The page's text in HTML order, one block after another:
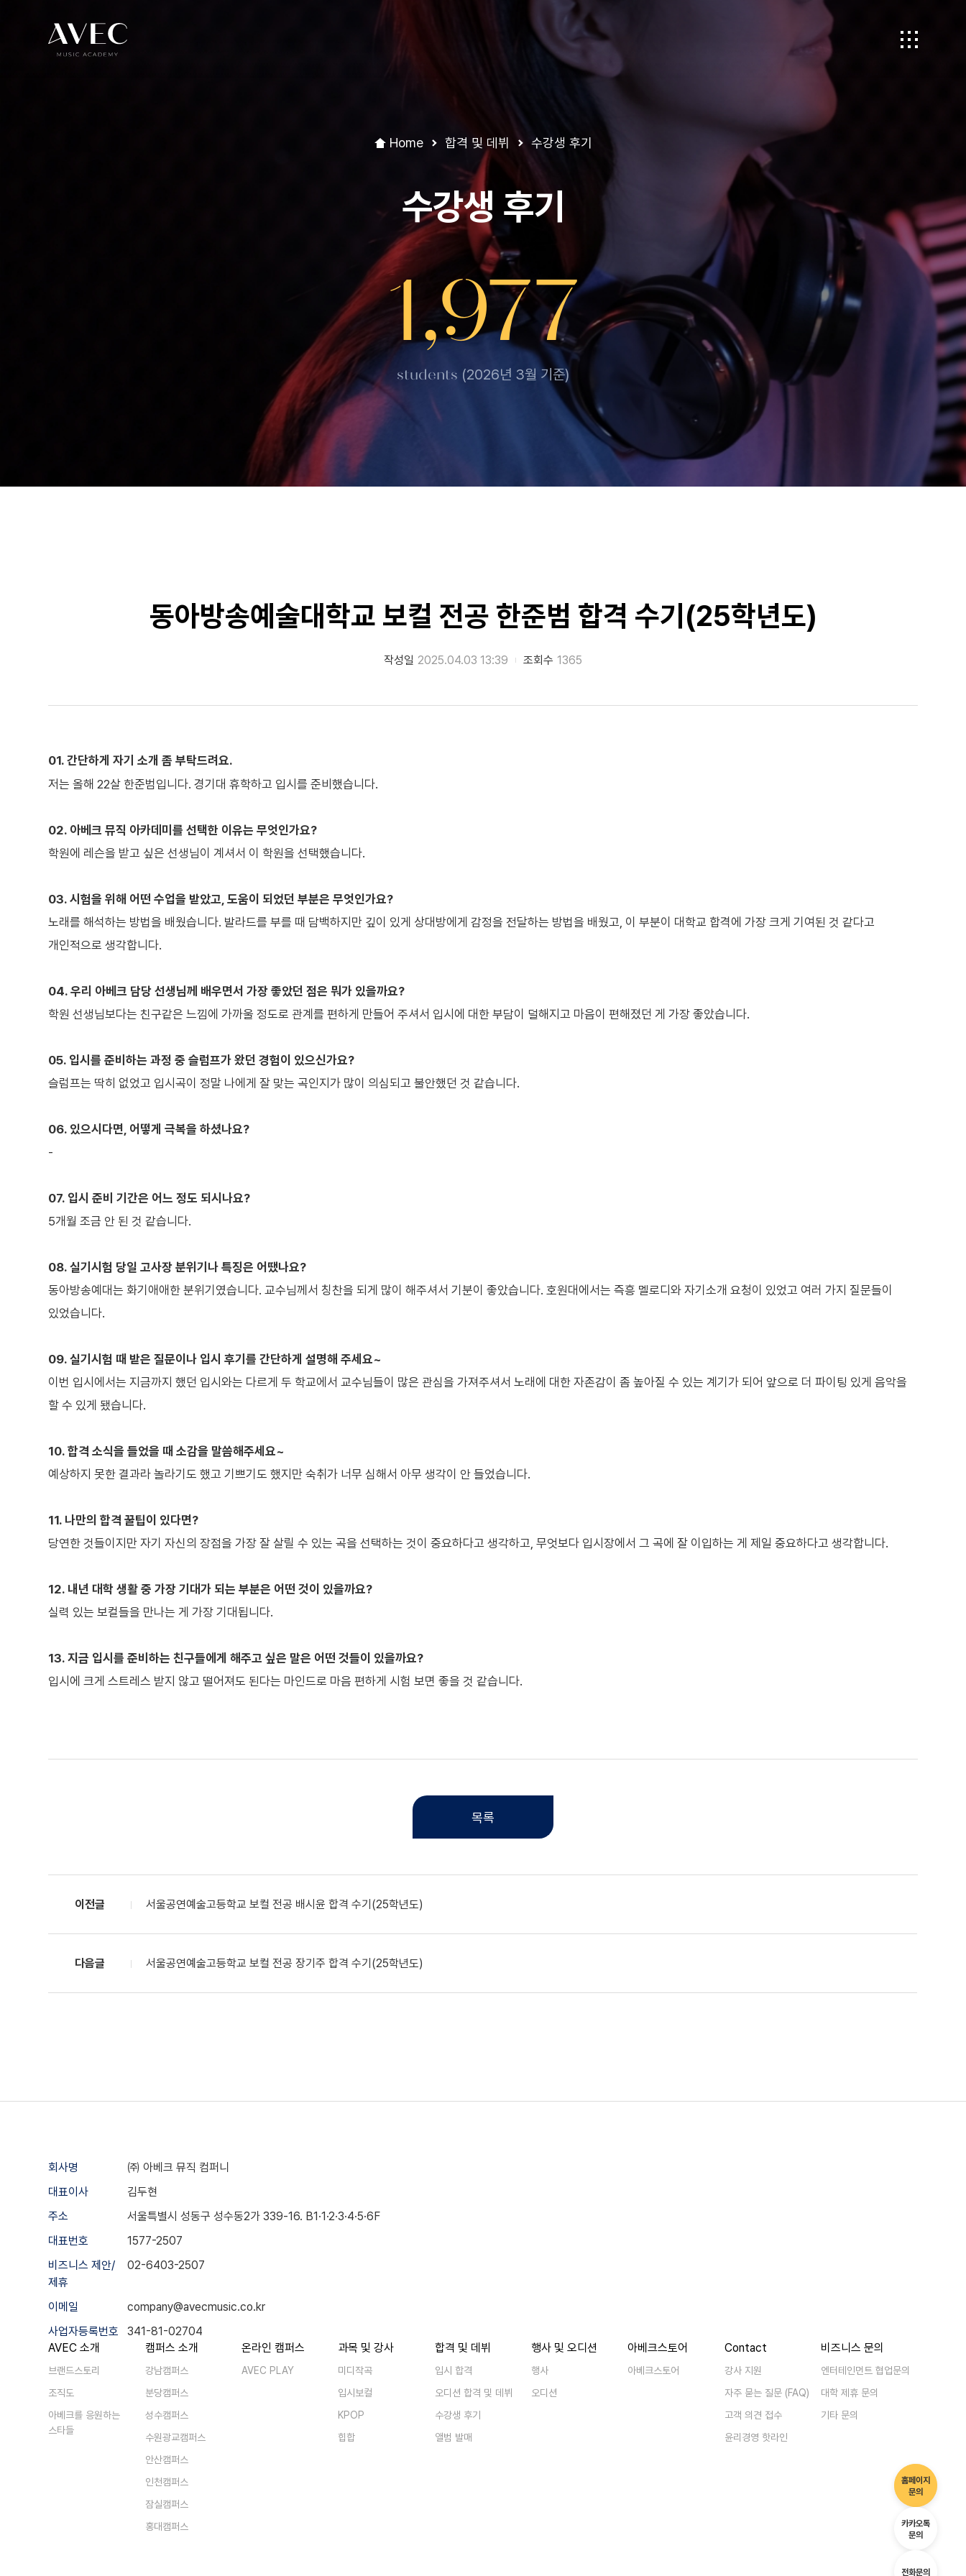
홈페이지
문의
카카오톡
문의
전화문의
Home 합격 및 데뷔 수강생 후기
수강생 후기
1,977
students (2026년 3월 기준)
동아방송예술대학교 보컬 전공 한준범 합격 수기(25학년도)
작성일 2025.04.03 13:39 조회수 1365
01. 간단하게 자기 소개 좀 부탁드려요.
저는 올해 22살 한준범입니다. 경기대 휴학하고 입시를 준비했습니다.
02. 아베크 뮤직 아카데미를 선택한 이유는 무엇인가요?
학원에 레슨을 받고 싶은 선생님이 계셔서 이 학원을 선택했습니다.
03. 시험을 위해 어떤 수업을 받았고, 도움이 되었던 부분은 무엇인가요?
노래를 해석하는 방법을 배웠습니다. 발라드를 부를 때 담백하지만 깊이 있게 상대방에게 감정을 전달하는 방법을 배웠고, 이 부분이 대학교 합격에 가장 크게 기여된 것 같다고
개인적으로 생각합니다.
04. 우리 아베크 담당 선생님께 배우면서 가장 좋았던 점은 뭐가 있을까요?
학원 선생님보다는 친구같은 느낌에 가까울 정도로 관계를 편하게 만들어 주셔서 입시에 대한 부담이 덜해지고 마음이 편해졌던 게 가장 좋았습니다.
05. 입시를 준비하는 과정 중 슬럼프가 왔던 경험이 있으신가요?
슬럼프는 딱히 없었고 입시곡이 정말 나에게 잘 맞는 곡인지가 많이 의심되고 불안했던 것 같습니다.
06. 있으시다면, 어떻게 극복을 하셨나요?
-
07. 입시 준비 기간은 어느 정도 되시나요?
5개월 조금 안 된 것 같습니다.
08. 실기시험 당일 고사장 분위기나 특징은 어땠나요?
동아방송예대는 화기애애한 분위기였습니다. 교수님께서 칭찬을 되게 많이 해주셔서 기분이 좋았습니다. 호원대에서는 즉흥 멜로디와 자기소개 요청이 있었고 여러 가지 질문들이
있었습니다.
09. 실기시험 때 받은 질문이나 입시 후기를 간단하게 설명해 주세요~
이번 입시에서는 지금까지 했던 입시와는 다르게 두 학교에서 교수님들이 많은 관심을 가져주셔서 노래에 대한 자존감이 좀 높아질 수 있는 계기가 되어 앞으로 더 파이팅 있게 음악을
할 수 있게 됐습니다.
10. 합격 소식을 들었을 때 소감을 말씀해주세요~
예상하지 못한 결과라 놀라기도 했고 기쁘기도 했지만 숙취가 너무 심해서 아무 생각이 안 들었습니다.
11. 나만의 합격 꿀팁이 있다면?
당연한 것들이지만 자기 자신의 장점을 가장 잘 살릴 수 있는 곡을 선택하는 것이 중요하다고 생각하고, 무엇보다 입시장에서 그 곡에 잘 이입하는 게 제일 중요하다고 생각합니다.
12. 내년 대학 생활 중 가장 기대가 되는 부분은 어떤 것이 있을까요?
실력 있는 보컬들을 만나는 게 가장 기대됩니다.
13. 지금 입시를 준비하는 친구들에게 해주고 싶은 말은 어떤 것들이 있을까요?
입시에 크게 스트레스 받지 않고 떨어져도 된다는 마인드로 마음 편하게 시험 보면 좋을 것 같습니다.
목록
이전글 서울공연예술고등학교 보컬 전공 배시윤 합격 수기(25학년도)
다음글 서울공연예술고등학교 보컬 전공 장기주 합격 수기(25학년도)
회사명
㈜ 아베크 뮤직 컴퍼니
대표이사
김두현
주소
서울특별시 성동구 성수동2가 339-16. B1·1·2·3·4·5·6F
대표번호
1577-2507
비즈니스 제안/
제휴
02-6403-2507
이메일
company@avecmusic.co.kr
사업자등록번호
341-81-02704
AVEC 소개
브랜드스토리
조직도
아베크를 응원하는
스타들
캠퍼스 소개
강남캠퍼스
분당캠퍼스
성수캠퍼스
수원광교캠퍼스
안산캠퍼스
인천캠퍼스
잠실캠퍼스
홍대캠퍼스
온라인 캠퍼스
AVEC PLAY
과목 및 강사
미디작곡
입시보컬
KPOP
힙합
합격 및 데뷔
입시 합격
오디션 합격 및 데뷔
수강생 후기
앨범 발매
행사 및 오디션
행사
오디션
아베크스토어
아베크스토어
Contact
강사 지원
자주 묻는 질문 (FAQ)
고객 의견 접수
윤리경영 핫라인
비즈니스 문의
엔터테인먼트 협업문의
대학 제휴 문의
기타 문의